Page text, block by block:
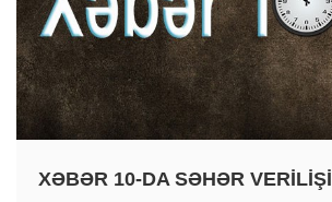
XƏBƏR 10-DA SƏHƏR VERİLİŞİ